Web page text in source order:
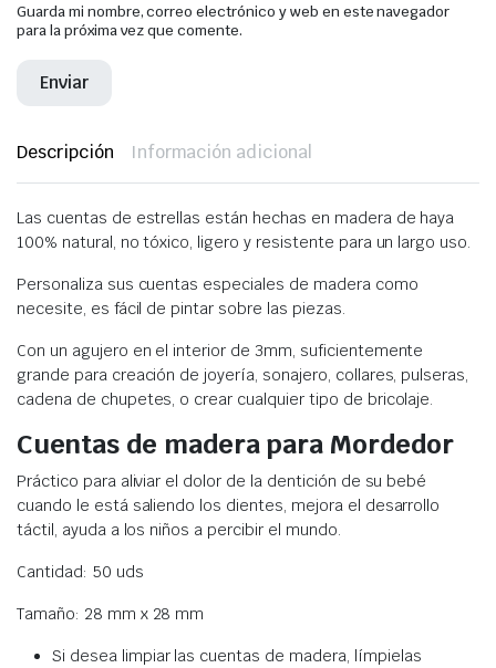
Guarda mi nombre, correo electrónico y web en este navegador
para la próxima vez que comente.
Descripción Información adicional
Las cuentas de estrellas están hechas en madera de haya
100% natural, no tóxico, ligero y resistente para un largo uso.
Personaliza sus cuentas especiales de madera como
necesite, es fácil de pintar sobre las piezas.
Con un agujero en el interior de 3mm, suficientemente
grande para creación de joyería, sonajero, collares, pulseras,
cadena de chupetes, o crear cualquier tipo de bricolaje.
Cuentas de madera para Mordedor
Práctico para aliviar el dolor de la dentición de su bebé
cuando le está saliendo los dientes, mejora el desarrollo
táctil, ayuda a los niños a percibir el mundo.
Cantidad: 50 uds
Tamaño: 28 mm x 28 mm
Si desea limpiar las cuentas de madera, límpielas